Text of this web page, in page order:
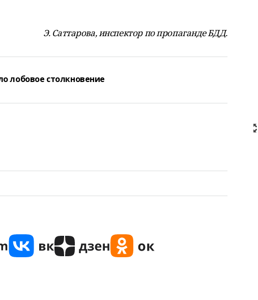
Э. Саттарова, инспектор по пропаганде БДД.
лобовое столкновение